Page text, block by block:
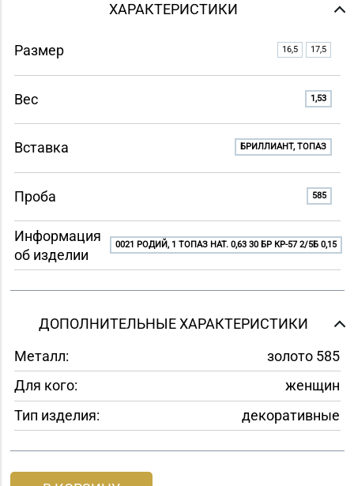
ХАРАКТЕРИСТИКИ
Размер 16,5 17,5
Вес 1,53
Вставка БРИЛЛИАНТ, ТОПАЗ
Проба 585
Информация
об изделии
0021 РОДИЙ, 1 ТОПАЗ НАТ. 0,63 30 БР КР-57 2/5Б 0,15
ДОПОЛНИТЕЛЬНЫЕ ХАРАКТЕРИСТИКИ
Металл:
золото 585
Для кого:
женщин
Тип изделия:
декоративные